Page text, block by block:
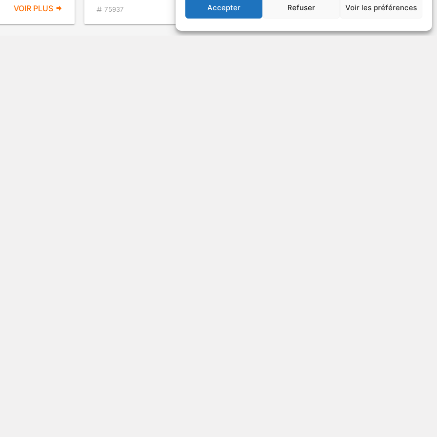
Accepter Refuser Voir les préférences
VOIR PLUS 75937 VOIR PLUS 66267 VOIR PLUS